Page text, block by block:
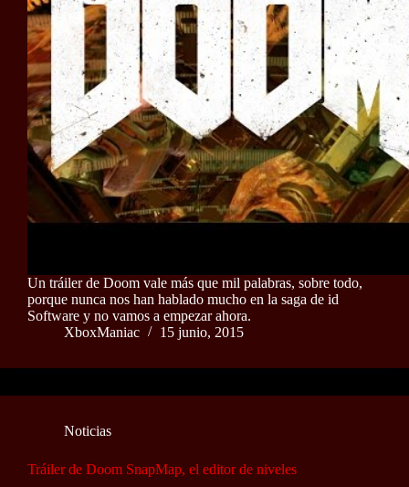
Un tráiler de Doom vale más que mil palabras, sobre todo,
porque nunca nos han hablado mucho en la saga de id
Software y no vamos a empezar ahora.
XboxManiac
15 junio, 2015
Noticias
Tráiler de Doom SnapMap, el editor de niveles